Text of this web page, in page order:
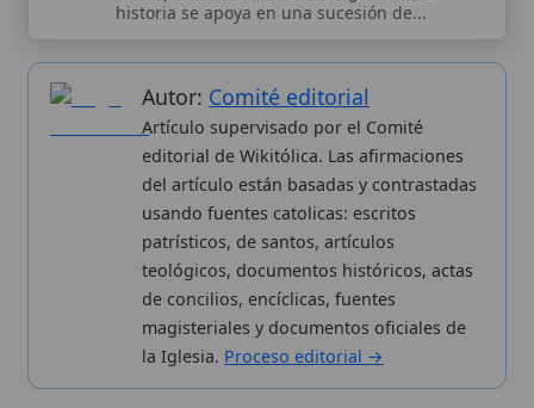
la Iglesia. Proceso editorial →
Wikitólica © 2026. Enciclopedia del patrimonio doctrinal,
histórico y litúrgico de la Iglesia Católica. Parte de la red formativa
deCurso Católico ,Buscador CatólicoyCustodio Animae. Con
analíticas anónimas. LicenciaCC BY-SA(texto). Editado en
Valencia, España. ISSN: 3101-7339 . Bajo el patrocinio de San
Carlo Acutis.
Sobre nosotros
Proceso editorial
Publicación seriada
Datos abiertos
Estadísticas
Política de privacidad
Categorias
Más visitados
Nuevas entradas
Cambios recientes
Aplicaciones
Kit de Prensa
Widgets para tu web
✦ SÍGUENOS EN